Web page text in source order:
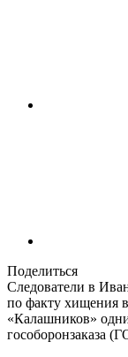
Поделиться
Следователи в
по факту хищения
«Калашников»
гособоронзаказа